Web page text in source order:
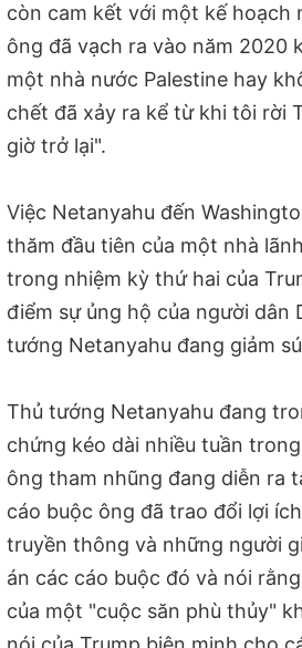
còn cam kết với một kế hoạch
ông đã vạch ra vào năm 2020
một nhà nước Palestine hay
chết đã xảy ra kể từ khi tôi rời
giờ trở lại".
Việc Netanyahu đến
thăm đầu tiên của một nhà
trong nhiệm kỳ thứ hai của
điểm sự ủng hộ của người dân
tướng Netanyahu đang giảm
Thủ tướng Netanyahu đang
chứng kéo dài nhiều tuần
ông tham nhũng đang diễn ra
cáo buộc ông đã trao đổi lợi
truyền thông và những người
án các cáo buộc đó và nói
của một "cuộc săn phù thủy"